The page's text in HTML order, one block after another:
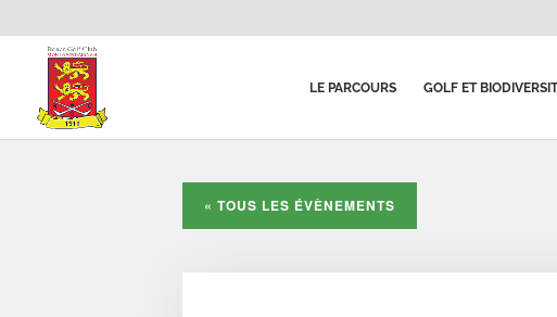
LE PARCOURS GOLF ET
« TOUS LES ÉVÈNEMENTS